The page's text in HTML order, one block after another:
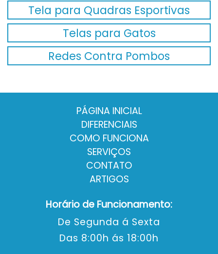
Tela para Quadras Esportivas
Telas para Gatos
Redes Contra Pombos
PÁGINA INICIAL
DIFERENCIAIS
COMO FUNCIONA
SERVIÇOS
CONTATO
ARTIGOS
Horário de Funcionamento:
De Segunda á Sexta
Das 8:00h ás 18:00h